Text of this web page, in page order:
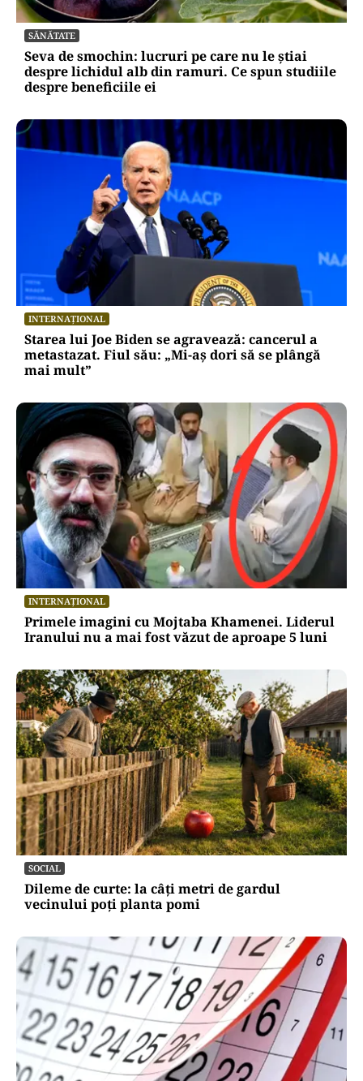
SĂNĂTATE
Seva de smochin: lucruri pe care nu le știai
despre lichidul alb din ramuri. Ce spun studiile
despre beneficiile ei
INTERNAȚIONAL
Starea lui Joe Biden se agravează: cancerul a
metastazat. Fiul său: „Mi-aș dori să se plângă
mai mult”
INTERNAȚIONAL
Primele imagini cu Mojtaba Khamenei. Liderul
Iranului nu a mai fost văzut de aproape 5 luni
SOCIAL
Dileme de curte: la câți metri de gardul
vecinului poți planta pomi